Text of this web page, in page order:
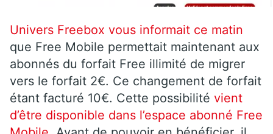
Univers Freebox vous informait ce matin
que Free Mobile permettait maintenant aux
abonnés du forfait Free illimité de migrer
vers le forfait 2€. Ce changement de forfait
étant facturé 10€. Cette possibilité vient
d’être disponible dans l’espace abonné Free